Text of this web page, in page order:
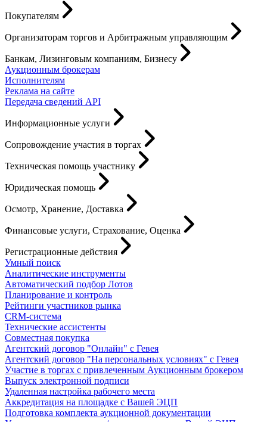
Покупателям
Организаторам торгов и Арбитражным управляющим
Банкам, Лизинговым компаниям, Бизнесу
Аукционным брокерам
Исполнителям
Реклама на сайте
Передача сведений API
Информационные услуги
Сопровождение участия в торгах
Техническая помощь участнику
Юридическая помощь
Осмотр, Хранение, Доставка
Финансовые услуги, Страхование, Оценка
Регистрационные действия
Умный поиск
Аналитические инструменты
Автоматический подбор Лотов
Планирование и контроль
Рейтинги участников рынка
CRM-система
Технические ассистенты
Совместная покупка
Агентский договор "Онлайн" с Гевея
Агентский договор "На персональных условиях" с Гевея
Участие в торгах с привлеченным Аукционным брокером
Выпуск электронной подписи
Удаленная настройка рабочего места
Аккредитация на площадке с Вашей ЭЦП
Подготовка комплекта аукционной документации